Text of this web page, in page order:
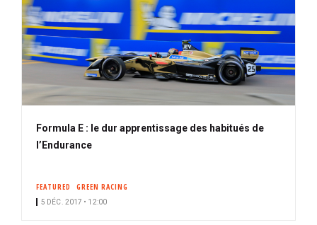
Formula E : le dur apprentissage des habitués de
l’Endurance
FEATURED GREEN RACING
5 DÉC. 2017 • 12:00